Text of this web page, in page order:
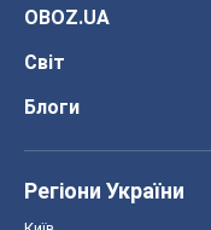
OBOZ.UA
Світ
Блоги
Регіони України